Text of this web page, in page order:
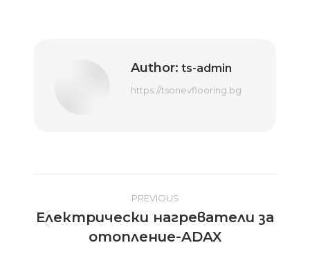
Author: ts-admin
https://tsonevflooring.bg
navigation
PREVIOUS
Previous
post:
Електрически нагреватели за
отопление-ADAX